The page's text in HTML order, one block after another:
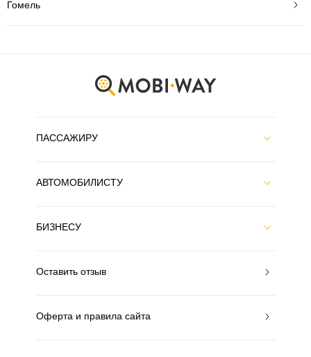
Гомель
ПАССАЖИРУ
АВТОМОБИЛИСТУ
БИЗНЕСУ
Оставить отзыв
Оферта и правила сайта